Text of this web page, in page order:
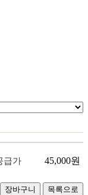
급가 45,000원